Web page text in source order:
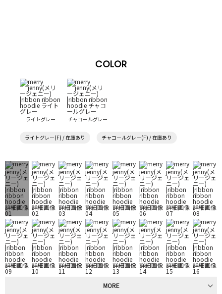
COLOR
ライトグレー チャコールグレー
ライトグレー(F) / 在庫あり チャコールグレー(F) / 在庫あり
MORE